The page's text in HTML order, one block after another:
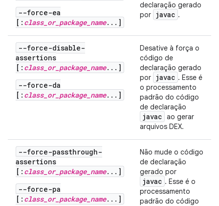
--force-ea
[: class_or_package_name...]
declaração gerado
por javac .
--force-disable-
assertions
[: class_or_package_name...]
--force-da
[: class_or_package_name...]
Desative à força o
código de
declaração gerado
por javac . Esse é
o processamento
padrão do código
de declaração
javac ao gerar
arquivos DEX.
--force-passthrough-
assertions
[: class_or_package_name...]
--force-pa
[: class_or_package_name...]
Não mude o código
de declaração
gerado por
javac . Esse é o
processamento
padrão do código